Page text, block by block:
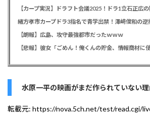
【カープ実況】ドラフト会議2025！ドラ1立石正広
【朗報】広島、攻守最強都市だったｗｗｗ
水原一平の映画がまだ作られていない理
転載元: https://nova.5ch.net/test/read.cgi/